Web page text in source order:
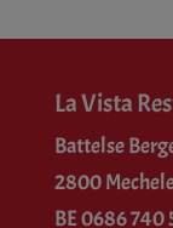
La Vista
Battelse
2800
BE 0686 740